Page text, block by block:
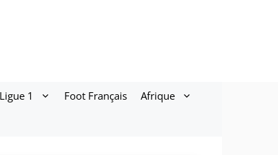
Ligue 1 Foot Français Afrique